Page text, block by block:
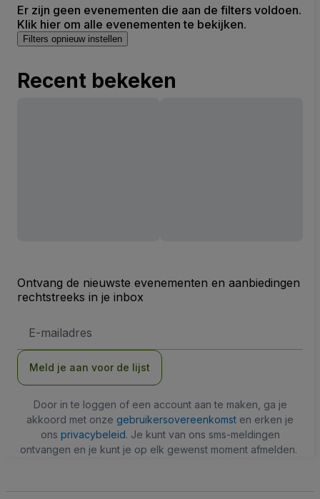
Er zijn geen evenementen die aan de filters voldoen.
Klik hier om alle evenementen te bekijken.
Filters opnieuw instellen
Recent bekeken
Ontvang de nieuwste evenementen en aanbiedingen
rechtstreeks in je inbox
mailadres
Meld je aan voor de lijst
Door in te loggen of een account aan te maken, ga je
akkoord met onze gebruikersovereenkomst en erken je
ons privacybeleid. Je kunt van ons sms-meldingen
ontvangen en je kunt je op elk gewenst moment afmelden.